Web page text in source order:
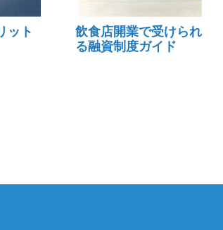
ット
飲食店開業で受けられ
る融資制度ガイド